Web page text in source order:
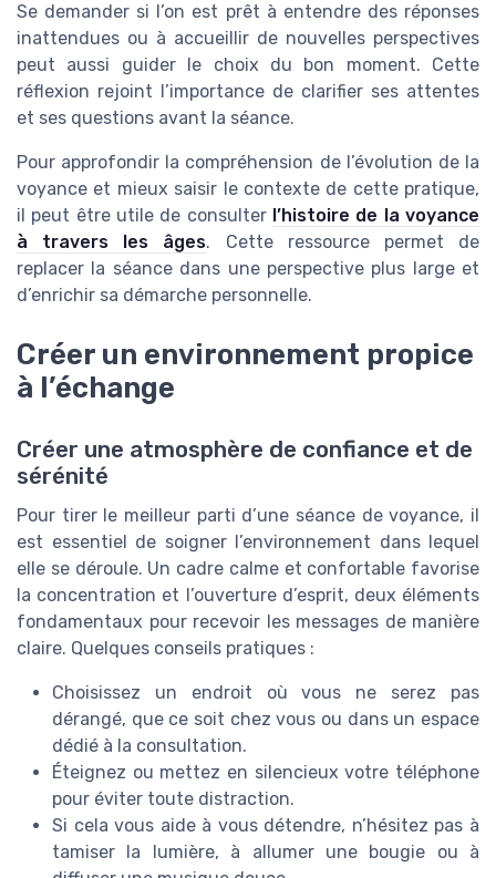
Se demander si l’on est prêt à entendre des réponses
inattendues ou à accueillir de nouvelles perspectives
peut aussi guider le choix du bon moment. Cette
réflexion rejoint l’importance de clarifier ses attentes
et ses questions avant la séance.
Pour approfondir la compréhension de l’évolution de la
voyance et mieux saisir le contexte de cette pratique,
il peut être utile de consulter l’histoire de la voyance
à travers les âges. Cette ressource permet de
replacer la séance dans une perspective plus large et
d’enrichir sa démarche personnelle.
Créer un environnement propice
à l’échange
Créer une atmosphère de confiance et de
sérénité
Pour tirer le meilleur parti d’une séance de voyance, il
est essentiel de soigner l’environnement dans lequel
elle se déroule. Un cadre calme et confortable favorise
la concentration et l’ouverture d’esprit, deux éléments
fondamentaux pour recevoir les messages de manière
claire. Quelques conseils pratiques :
Choisissez un endroit où vous ne serez pas
dérangé, que ce soit chez vous ou dans un espace
dédié à la consultation.
Éteignez ou mettez en silencieux votre téléphone
pour éviter toute distraction.
Si cela vous aide à vous détendre, n’hésitez pas à
tamiser la lumière, à allumer une bougie ou à